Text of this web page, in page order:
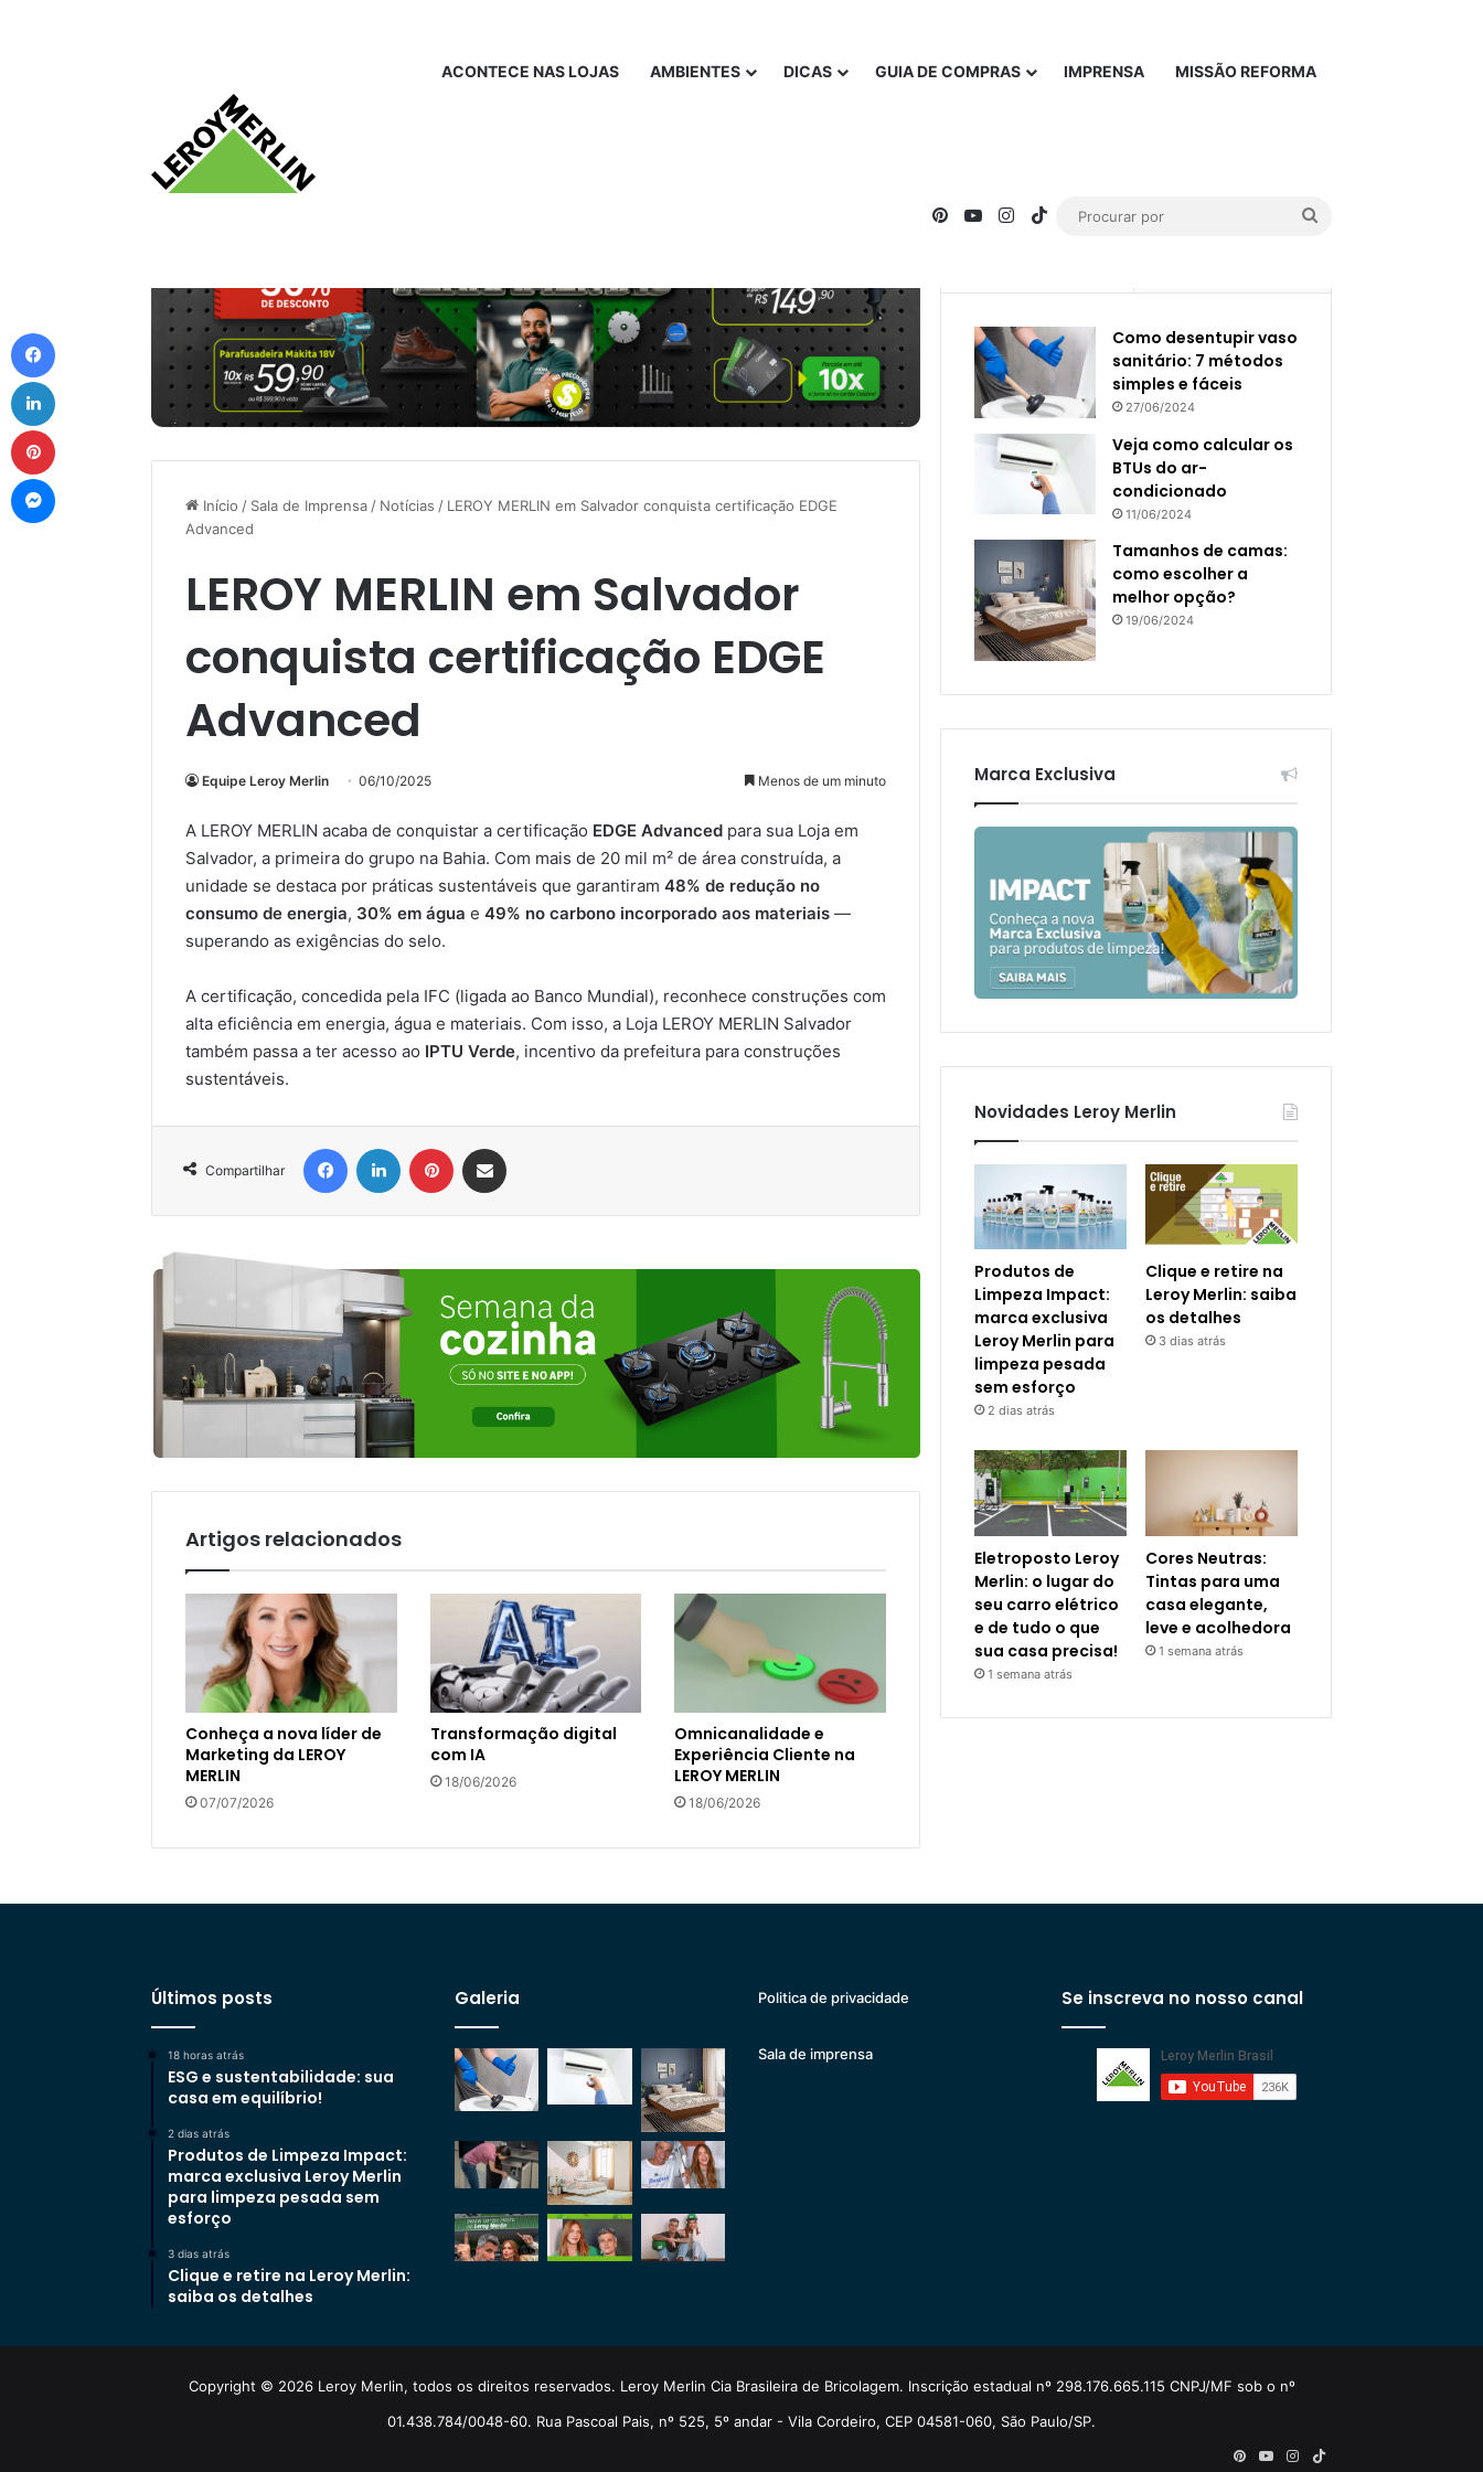
ACONTECE NAS LOJAS AMBIENTES DICAS GUIA DE COMPRAS IMPRENSA MISSÃO REFORMA
PinterestYouTubeInstagram
TikTok
Início / Sala de Imprensa / Notícias / LEROY MERLIN em Salvador conquista certificação EDGE
Advanced
LEROY MERLIN em Salvador
conquista certificação EDGE
Advanced
Equipe Leroy Merlin 06/10/2025 Menos de um minuto
A LEROY MERLIN acaba de conquistar a certificação EDGE Advanced para sua Loja em
Salvador, a primeira do grupo na Bahia. Com mais de 20 mil m² de área construída, a
unidade se destaca por práticas sustentáveis que garantiram 48% de redução no
consumo de energia, 30% em água e 49% no carbono incorporado aos materiais —
superando as exigências do selo.
A certificação, concedida pela IFC (ligada ao Banco Mundial), reconhece construções com
alta eficiência em energia, água e materiais. Com isso, a Loja LEROY MERLIN Salvador
também passa a ter acesso ao IPTU Verde, incentivo da prefeitura para construções
sustentáveis.
Compartilhar
FacebookLinkedin Pinterest
Artigos relacionados
Conheça a nova líder de
Marketing da LEROY
MERLIN
07/07/2026
Transformação digital
com IA
18/06/2026
Omnicanalidade e
Experiência Cliente na
LEROY MERLIN
18/06/2026
Como desentupir vaso
sanitário: 7 métodos
simples e fáceis
27/06/2024
Veja como calcular os
BTUs do ar-
condicionado
11/06/2024
Tamanhos de camas:
como escolher a
melhor opção?
19/06/2024
Marca Exclusiva
Novidades Leroy Merlin
Produtos de
Limpeza Impact:
marca exclusiva
Leroy Merlin para
limpeza pesada
sem esforço
2 dias atrás
Clique e retire na
Leroy Merlin: saiba
os detalhes
3 dias atrás
Eletroposto Leroy
Merlin: o lugar do
seu carro elétrico
e de tudo o que
sua casa precisa!
1 semana atrás
Cores Neutras:
Tintas para uma
casa elegante,
leve e acolhedora
1 semana atrás
Últimos posts
18 horas atrás
ESG e sustentabilidade: sua
casa em equilíbrio!
2 dias atrás
Produtos de Limpeza Impact:
marca exclusiva Leroy Merlin
para limpeza pesada sem
esforço
3 dias atrás
Clique e retire na Leroy Merlin:
saiba os detalhes
Galeria Politica de privacidade
Sala de imprensa
Se inscreva no nosso canal
Copyright © 2026 Leroy Merlin, todos os direitos reservados. Leroy Merlin Cia Brasileira de Bricolagem. Inscrição estadual nº 298.176.665.115 CNPJ/MF sob o nº
01.438.784/0048-60. Rua Pascoal Pais, nº 525, 5º andar - Vila Cordeiro, CEP 04581-060, São Paulo/SP.
PinterestYouTubeInstagram
TikTok